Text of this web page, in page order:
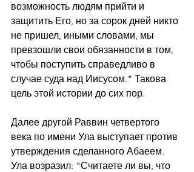
возможность людям прийти и
защитить Его, но за сорок дней никто
не пришел, иными словами, мы
превзошли свои обязанности в том,
чтобы поступить справедливо в
случае суда над Иисусом." Такова
цель этой истории до сих пор.
Далее другой Раввин четвертого
века по имени Ула выступает против
утверждения сделанного Абаеем.
Ула возразил: "Считаете ли вы, что